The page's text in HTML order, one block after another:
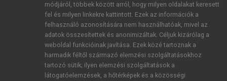
ÚJ FIÓK LÉTREHOZÁSA
1 óra díjmentes hozzáférés
E-MAIL-CÍM
módjáról, többek között arról, hogy milyen oldalakat keresett
fel és milyen linkekre kattintott. Ezek az információk a
felhasználó azonosítására nem használhatóak, mivel az
adatok összesítettek és anonimizáltak. Céljuk kizárólag a
weboldal funkcióinak javítása. Ezek közé tartoznak a
harmadik féltől származó elemzési szolgáltatásokhoz
tartozó sütik; ilyen elemzési szolgáltatások a
látogatóelemzések, a hőtérképek és a közösségi